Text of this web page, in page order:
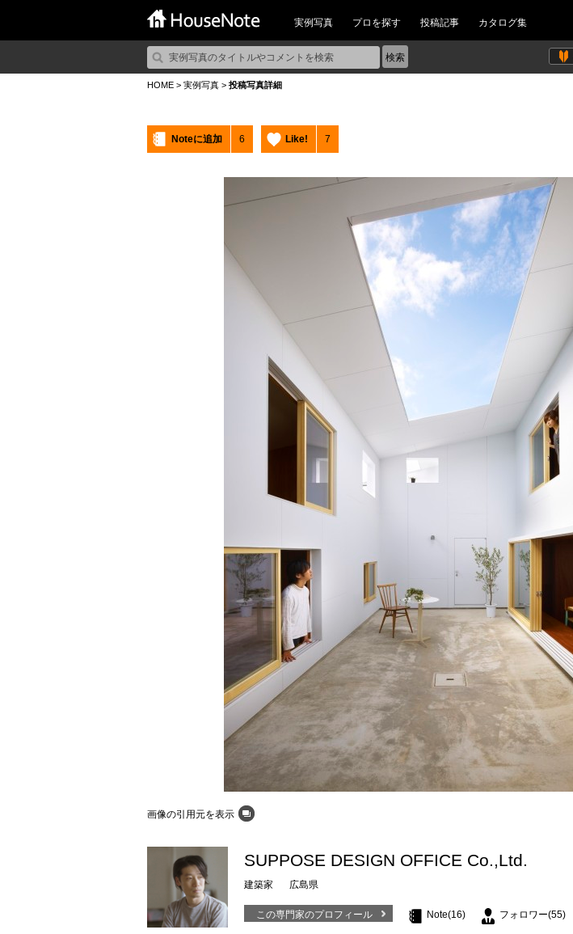
実例写真 プロを探す 投稿記事 カタログ集
HOME > 実例写真 > 投稿写真詳細
Noteに追加 6 Like! 7
画像の引用元を表示
SUPPOSE DESIGN OFFICE Co.,Ltd.
建築家 広島県
この専門家のプロフィール Note(16) フォロワー(55)